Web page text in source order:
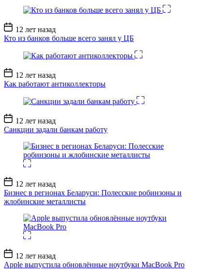
Дата
записи
12 лет назад
Кто из банков больше всего занял у ЦБ
Дата
записи
12 лет назад
Как работают антиколлекторы
Дата
записи
12 лет назад
Санкции задали банкам работу
Дата
записи
12 лет назад
Бизнес в регионах Беларуси: Полесские робинзоны и
жлобинские металлисты
Дата
записи
12 лет назад
Apple выпустила обновлённые ноутбуки MacBook Pro